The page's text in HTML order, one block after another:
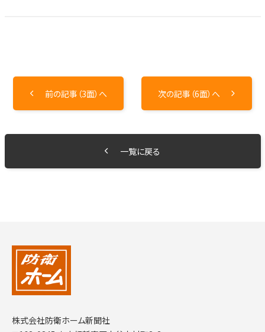
前の記事（3面）へ 次の記事（6面）へ
一覧に戻る
株式会社防衛ホーム新聞社